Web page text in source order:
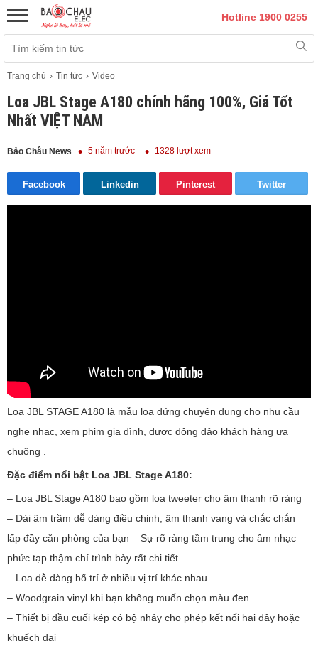
Hotline 1900 0255
Trang chủ Tin tức Video
Loa JBL Stage A180 chính hãng 100%, Giá Tốt
Nhất VIỆT NAM
Bảo Châu News 5 năm trước 1328 lượt xem
Facebook Linkedin Pinterest Twitter
Loa JBL STAGE A180 là mẫu loa đứng chuyên dụng cho nhu cầu
nghe nhạc, xem phim gia đình, được đông đảo khách hàng ưa
chuộng .
Đặc điểm nổi bật Loa JBL Stage A180:
– Loa JBL Stage A180 bao gồm loa tweeter cho âm thanh rõ ràng
– Dải âm trầm dễ dàng điều chỉnh, âm thanh vang và chắc chắn
lấp đầy căn phòng của bạn – Sự rõ ràng tầm trung cho âm nhạc
phức tạp thậm chí trình bày rất chi tiết
– Loa dễ dàng bố trí ở nhiều vị trí khác nhau
– Woodgrain vinyl khi bạn không muốn chọn màu đen
– Thiết bị đầu cuối kép có bộ nhảy cho phép kết nối hai dây hoặc
khuếch đại